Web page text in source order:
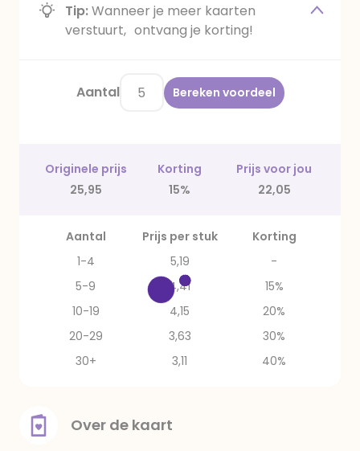
Tip:Wanneer je meer kaarten
verstuurt, ontvang je korting!
Aantal Bereken voordeel
Originele prijs Korting
Prijs voor jou
25,95
15% 22,05
Aantal Prijs per stuk
Korting
1-4
5,19
-
5-9
4,41
15%
10-19
4,15
20%
20-29
3,63
30%
30+
3,11 40%
Over de kaart